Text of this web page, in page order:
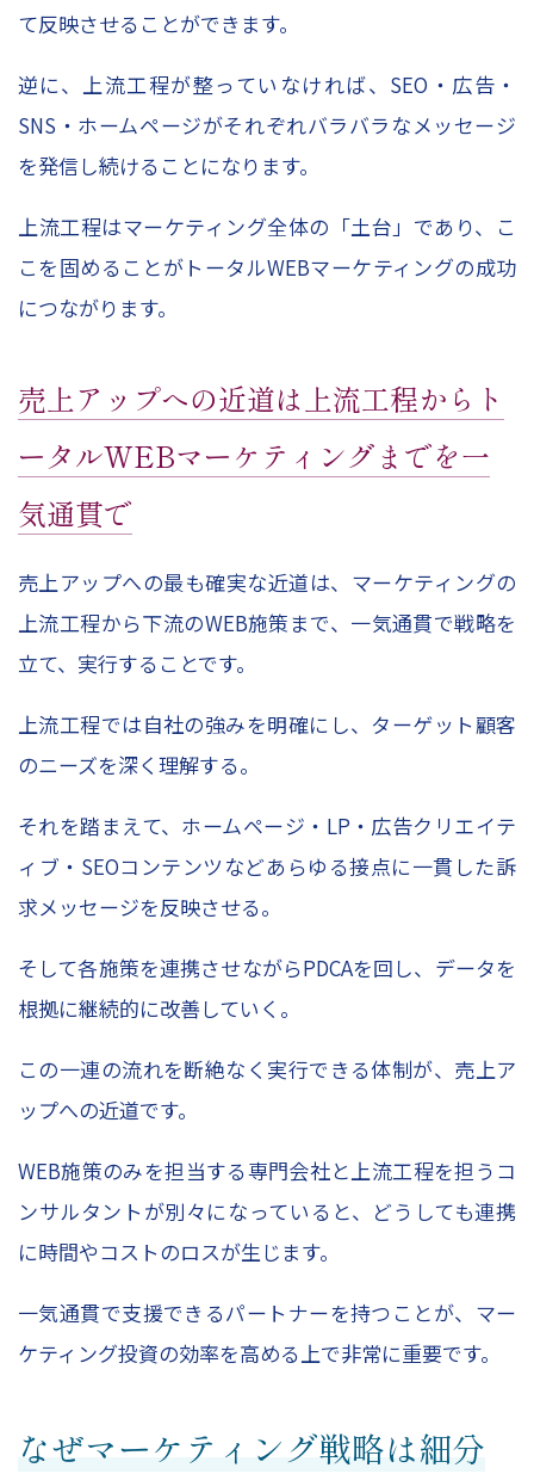
て反映させることができます。
逆に、上流工程が整っていなければ、SEO・広告・
SNS・ホームページがそれぞれバラバラなメッセージ
を発信し続けることになります。
上流工程はマーケティング全体の「土台」であり、こ
こを固めることがトータルWEBマーケティングの成功
につながります。
売上アップへの近道は上流工程からト
ータルWEBマーケティングまでを一
気通貫で
売上アップへの最も確実な近道は、マーケティングの
上流工程から下流のWEB施策まで、一気通貫で戦略を
立て、実行することです。
上流工程では自社の強みを明確にし、ターゲット顧客
のニーズを深く理解する。
それを踏まえて、ホームページ・LP・広告クリエイテ
ィブ・SEOコンテンツなどあらゆる接点に一貫した訴
求メッセージを反映させる。
そして各施策を連携させながらPDCAを回し、データを
根拠に継続的に改善していく。
この一連の流れを断絶なく実行できる体制が、売上ア
ップへの近道です。
WEB施策のみを担当する専門会社と上流工程を担うコ
ンサルタントが別々になっていると、どうしても連携
に時間やコストのロスが生じます。
一気通貫で支援できるパートナーを持つことが、マー
ケティング投資の効率を高める上で非常に重要です。
なぜマーケティング戦略は細分